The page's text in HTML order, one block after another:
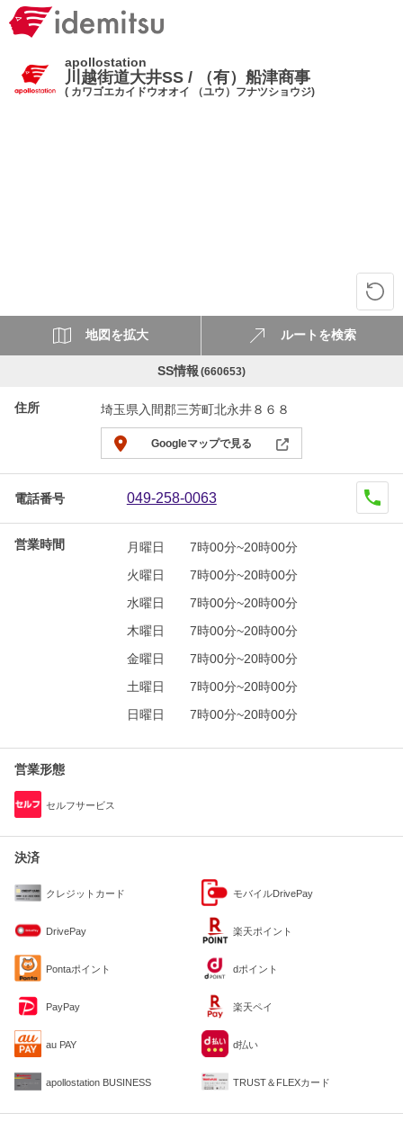
apollostation
川越街道大井SS / （有）船津商事
( カワゴエカイドウオオイ （ユウ）フナツショウジ)
SS情報 (660653)
住所 埼玉県入間郡三芳町北永井８６８
Googleマップで見る
電話番号 049-258-0063
営業時間 月曜日
7時00分~20時00分
火曜日
7時00分~20時00分
水曜日
7時00分~20時00分
木曜日
7時00分~20時00分
金曜日
7時00分~20時00分
土曜日
7時00分~20時00分
日曜日
7時00分~20時00分
地図を拡大 ルートを検索
営業形態
セルフサービス
決済
クレジットカード モバイルDrivePay
DrivePay 楽天ポイント
Pontaポイント dポイント
PayPay 楽天ペイ
au PAY d払い
apollostation BUSINESS TRUST＆FLEXカード